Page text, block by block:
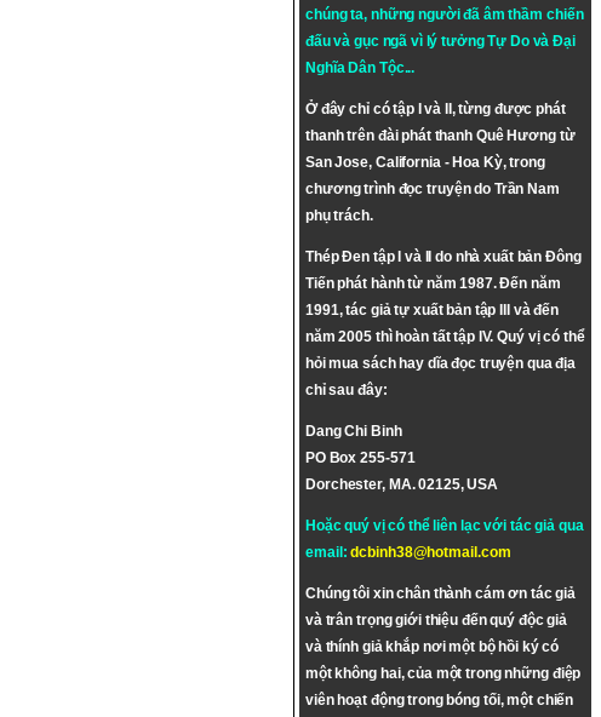
chúng ta, những người đã âm thầm chiến
đấu và gục ngã vì lý tưởngTự DovàĐại
Nghĩa Dân Tộc...
Ở đây chỉ có tập I và II, từng được phát
thanh trên đài phát thanh Quê Hương từ
San Jose, California - Hoa Kỳ, trong
chương trình đọc truyện do Trần Nam
phụ trách.
Thép Đen tập I và II do nhà xuất bản Đông
Tiến phát hành từ năm 1987. Đến năm
1991, tác giả tự xuất bản tập III và đến
năm 2005 thì hoàn tất tập IV. Quý vị có thể
hỏi mua sách hay dĩa đọc truyện qua địa
chỉ sau đây:
Dang Chi Binh
PO Box 255-571
Dorchester, MA. 02125, USA
Hoặc quý vị có thể liên lạc với tác giả qua
email:dcbinh38@hotmail.com
Chúng tôi xin chân thành cám ơn tác giả
và trân trọng giới thiệu đến quý độc giả
và thính giả khắp nơi một bộ hồi ký có
một không hai, của một trong những điệp
viên hoạt động trong bóng tối, một chiến